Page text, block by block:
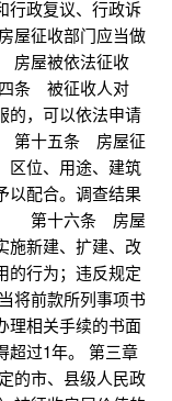
行政复议、行政诉
征收部门应当做
屋被依法征收
条 被征收人对
的，可以依法申请
第十五条 房屋征
区位、用途、建筑
以配合。调查结果
。 第十六条 房屋
施新建、扩建、改
的行为；违反规定
前款所列事项书
理相关手续的书面
超过1年。 第三章
市、县级人民政